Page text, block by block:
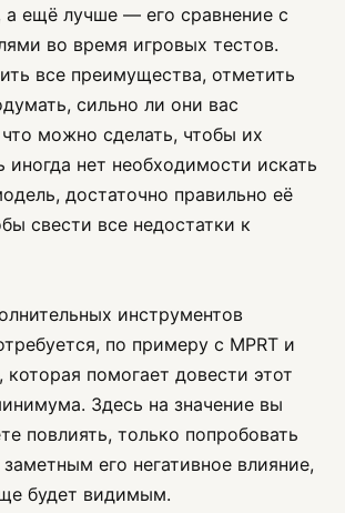
ещё лучше — его сравнение с
во время игровых тестов.
все преимущества, отметить
сильно ли они вас
можно сделать, чтобы их
иногда нет необходимости искать
достаточно правильно её
свести все недостатки к
инструментов
по примеру с MPRT и
которая помогает довести этот
Здесь на значение вы
повлиять, только попробовать
его негативное влияние,
будет видимым.